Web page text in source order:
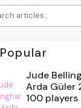
Popular
Jude
Arda Güler
100 players